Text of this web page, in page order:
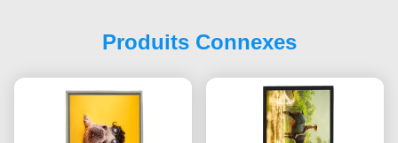
Produits Connexes